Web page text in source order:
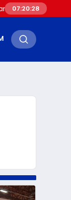
2026’da yeni
07:20:29